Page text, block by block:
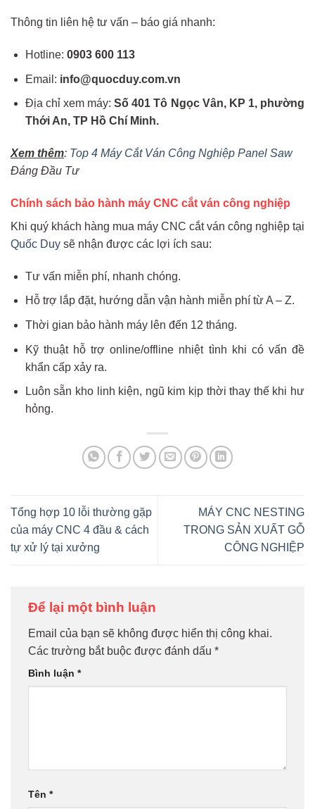
Thông tin liên hệ tư vấn – báo giá nhanh:
Hotline: 0903 600 113
Email: info@quocduy.com.vn
Địa chỉ xem máy:Số 401 Tô Ngọc Vân, KP 1, phường
Thới An, TP Hồ Chí Minh.
Xem thêm: Top 4 Máy Cắt Ván Công Nghiệp Panel Saw
Đáng Đầu Tư
Chính sách bảo hành máy CNC cắt ván công nghiệp
Khi quý khách hàng mua máy CNC cắt ván công nghiệp tại
Quốc Duy sẽ nhận được các lợi ích sau:
Tư vấn miễn phí, nhanh chóng.
Hỗ trợ lắp đặt, hướng dẫn vận hành miễn phí từ A – Z.
Thời gian bảo hành máy lên đến 12 tháng.
Kỹ thuật hỗ trợ online/offline nhiệt tình khi có vấn đề
khẩn cấp xảy ra.
Luôn sẵn kho linh kiện, ngũ kim kịp thời thay thế khi hư
hỏng.
Tổng hợp 10 lỗi thường gặp
của máy CNC 4 đầu & cách
tự xử lý tại xưởng
MÁY CNC NESTING
TRONG SẢN XUẤT GỖ
CÔNG NGHIỆP
Để lại một bình luận
Email của bạn sẽ không được hiển thị công khai.
Các trường bắt buộc được đánh dấu *
Bình luận *
Tên *